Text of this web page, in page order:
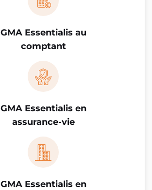
GMA Essentialis au
comptant
GMA Essentialis en
assurance-vie
GMA Essentialis en